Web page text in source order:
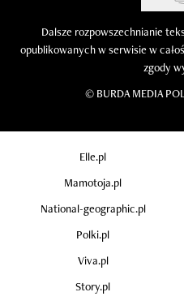
Dalsze rozpowszechnianie
opublikowanych w serwisie w
zgody
© BURDA MEDIA
Elle.pl
Mamotoja.pl
National-geographic.pl
Polki.pl
Viva.pl
Story.pl